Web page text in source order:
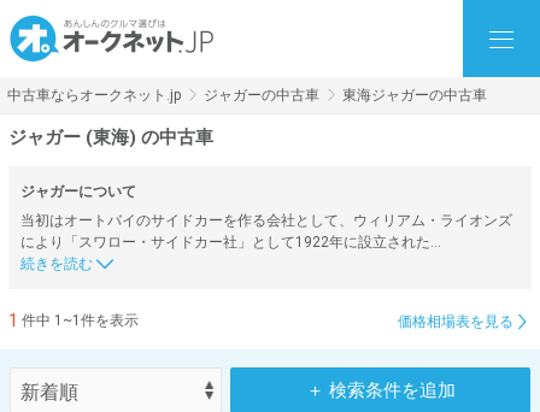
中古車ならオークネット.jp ジャガーの中古車 東海ジャガーの中古車
ジャガー (東海) の中古車
ジャガーについて
当初はオートバイのサイドカーを作る会社として、ウィリアム・ライオンズ
により「スワロー・サイドカー社」として1922年に設立された…
1 件中 1~1件を表示 価格相場表を見る
＋ 検索条件を追加